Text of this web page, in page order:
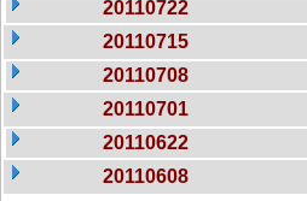
20110722
20110715
20110708
20110701
20110622
20110608